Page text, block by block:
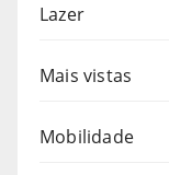
Lazer
Mais vistas
Mobilidade